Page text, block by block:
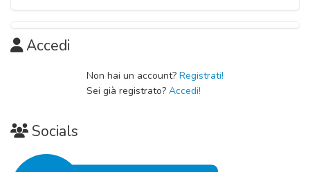
Accedi
Non hai un account? Registrati!
Sei già registrato? Accedi!
Socials